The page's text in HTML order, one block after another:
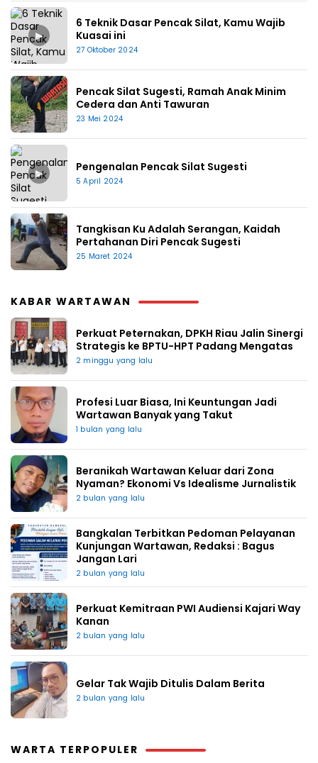
▶
6 Teknik Dasar Pencak Silat, Kamu Wajib
Kuasai ini
27 Oktober 2024
Pencak Silat Sugesti, Ramah Anak Minim
Cedera dan Anti Tawuran
23 Mei 2024
▶ Pengenalan Pencak Silat Sugesti
5 April 2024
Tangkisan Ku Adalah Serangan, Kaidah
Pertahanan Diri Pencak Sugesti
25 Maret 2024
KABAR WARTAWAN
Perkuat Peternakan, DPKH Riau Jalin Sinergi
Strategis ke BPTU-HPT Padang Mengatas
2 minggu yang lalu
Profesi Luar Biasa, Ini Keuntungan Jadi
Wartawan Banyak yang Takut
1 bulan yang lalu
Beranikah Wartawan Keluar dari Zona
Nyaman? Ekonomi Vs Idealisme Jurnalistik
2 bulan yang lalu
Bangkalan Terbitkan Pedoman Pelayanan
Kunjungan Wartawan, Redaksi : Bagus
Jangan Lari
2 bulan yang lalu
Perkuat Kemitraan PWI Audiensi Kajari Way
Kanan
2 bulan yang lalu
Gelar Tak Wajib Ditulis Dalam Berita
2 bulan yang lalu
WARTA TERPOPULER